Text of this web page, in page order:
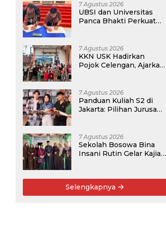
7 Agustus 2026
UBSI dan Universitas
Panca Bhakti Perkuat
7 Agustus 2026
KKN USK Hadirkan
Pojok Celengan, Ajarkan
7 Agustus 2026
Panduan Kuliah S2 di
Jakarta: Pilihan Jurusan,
7 Agustus 2026
Sekolah Bosowa Bina
Insani Rutin Gelar Kajian
Umum
Selengkapnya